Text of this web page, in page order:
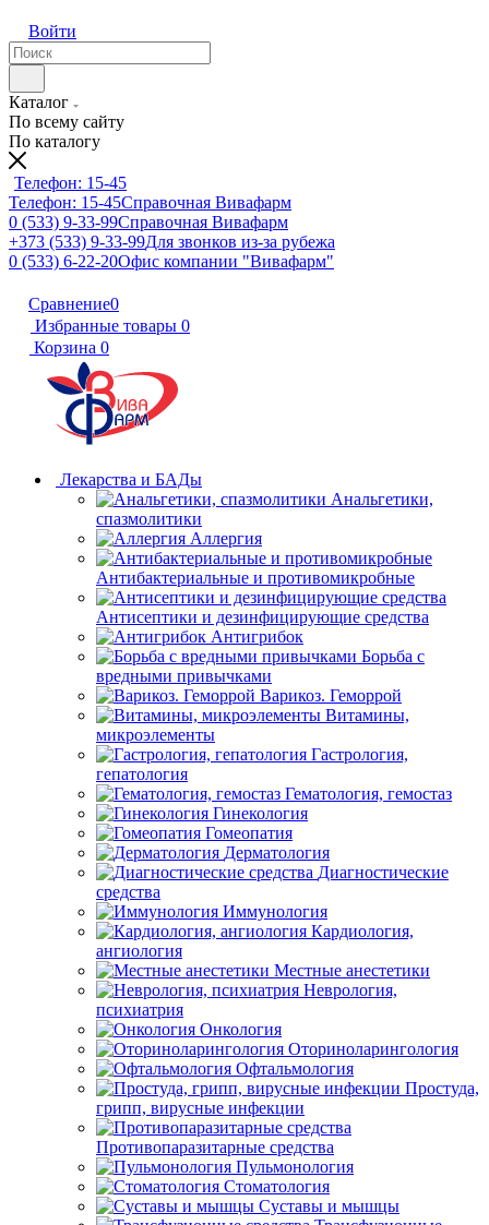
Войти
Каталог
По всему сайту
По каталогу
Телефон: 15-45
Телефон: 15-45Справочная Вивафарм
0 (533) 9-33-99Справочная Вивафарм
+373 (533) 9-33-99Для звонков из-за рубежа
0 (533) 6-22-20Офис компании "Вивафарм"
Сравнение0
Избранные товары 0
Корзина 0
Лекарства и БАДы
Анальгетики,
спазмолитики
Аллергия
Антибактериальные и противомикробные
Антисептики и дезинфицирующие средства
Антигрибок
Борьба с
вредными привычками
Варикоз. Геморрой
Витамины,
микроэлементы
Гастрология,
гепатология
Гематология, гемостаз
Гинекология
Гомеопатия
Дерматология
Диагностические
средства
Иммунология
Кардиология,
ангиология
Местные анестетики
Неврология,
психиатрия
Онкология
Оториноларингология
Офтальмология
Простуда,
грипп, вирусные инфекции
Противопаразитарные средства
Пульмонология
Стоматология
Суставы и мышцы